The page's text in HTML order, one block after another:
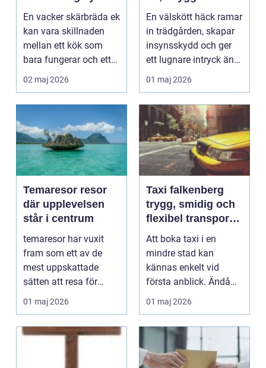
köket
En vacker skärbräda ek
kan vara skillnaden
mellan ett kök som
bara fungerar och ett
kök som inspirer...
02 maj 2026
hållbar häck
En välskött häck ramar
in trädgården, skapar
insynsskydd och ger
ett lugnare intryck än
ett staket. ...
01 maj 2026
Temaresor resor
där upplevelsen
står i centrum
temaresor har vuxit
fram som ett av de
mest uppskattade
sätten att resa för
resenärer som vill ha
01 maj 2026
Taxi falkenberg
trygg, smidig och
flexibel transport
på västkusten
Att boka taxi i en
mindre stad kan
kännas enkelt vid
första anblick. Ändå
märker många snabbt
hur my...
01 maj 2026